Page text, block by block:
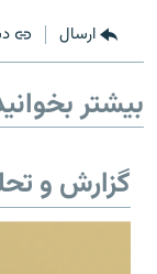
زبان‌های دیگر
ارسال
بیشتر
گزارش و